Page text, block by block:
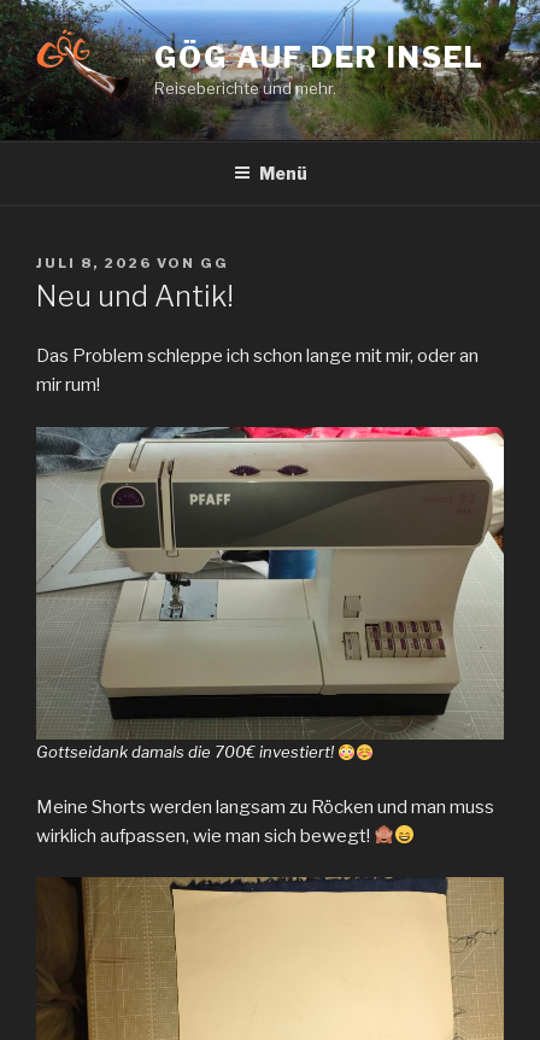
Zum
Inhalt
springen
GÖG AUF DER INSEL
Reiseberichte und mehr.
Menü
VERÖFFENTLICHT
AM
JULI 8, 2026 VON GG
Neu und Antik!
Das Problem schleppe ich schon lange mit mir, oder an
mir rum!
Gottseidank damals die 700€ investiert!
Meine Shorts werden langsam zu Röcken und man muss
wirklich aufpassen, wie man sich bewegt!